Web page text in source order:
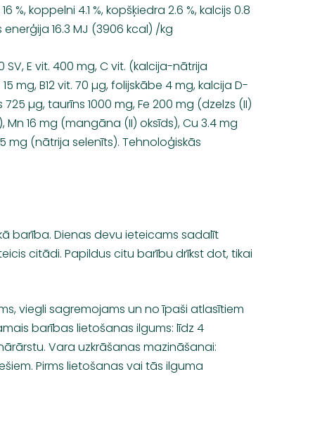
%, koppelni 4.1 %, kopšķiedra 2.6 %, kalcijs 0.8
enerģija 16.3 MJ (3906 kcal) /kg
SV, E vit. 400 mg, C vit. (kalcija-nātrija
mg, B12 vit. 70 µg, folijskābe 4 mg, kalcija D-
µg, taurīns 1000 mg, Fe 200 mg (dzelzs (II)
16 mg (mangāna (II) oksīds), Cu 3.4 mg
mg (nātrija selenīts). Tehnoloģiskās
barība. Dienas devu ieteicams sadalīt
citādi. Papildus citu barību drīkst dot, tikai
viegli sagremojams un no īpaši atlasītiem
barības lietošanas ilgums: līdz 4
Vara uzkrāšanas mazināšanai:
Pirms lietošanas vai tās ilguma